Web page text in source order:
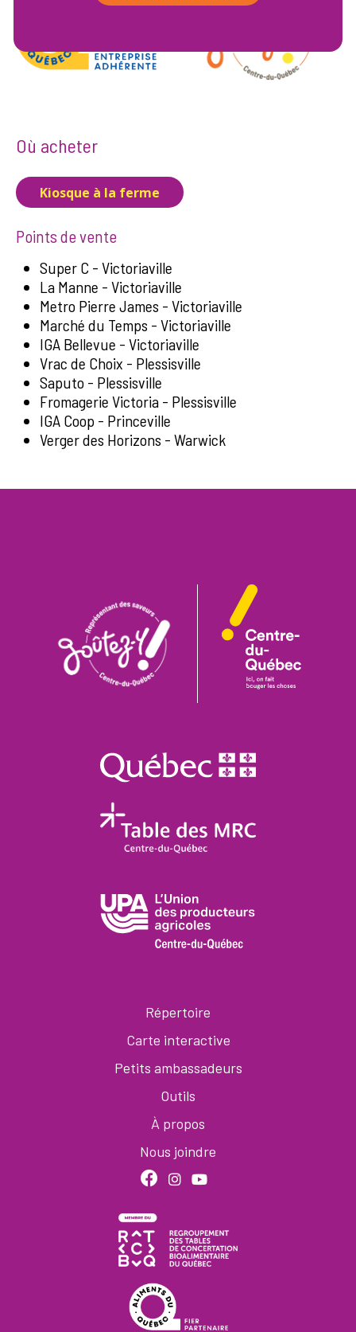
Où acheter
Kiosque à la ferme
Points de vente
Super C - Victoriaville
La Manne - Victoriaville
Metro Pierre James - Victoriaville
Marché du Temps - Victoriaville
IGA Bellevue - Victoriaville
Vrac de Choix - Plessisville
Saputo - Plessisville
Fromagerie Victoria - Plessisville
IGA Coop - Princeville
Verger des Horizons - Warwick
Répertoire
Carte interactive
Petits ambassadeurs
Outils
À propos
Nous joindre